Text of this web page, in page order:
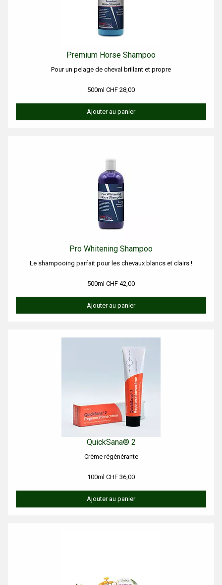
Premium Horse Shampoo
Pour un pelage de cheval brillant et propre
500ml CHF 28,00
Ajouter au panier
Pro Whitening Shampoo
Le shampooing parfait pour les chevaux blancs et clairs !
500ml CHF 42,00
Ajouter au panier
QuickSana® 2
Crème régénérante
100ml CHF 36,00
Ajouter au panier